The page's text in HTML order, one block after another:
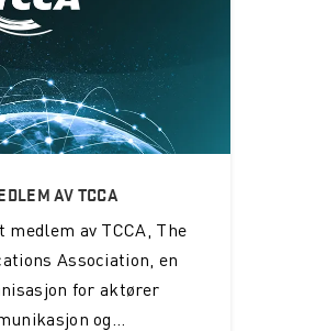
AV TCCA
av TCCA, The
Association, en
for aktører
og...